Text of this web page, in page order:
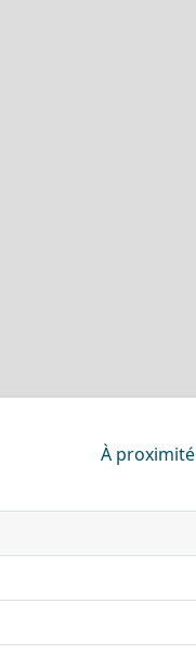
À proximité